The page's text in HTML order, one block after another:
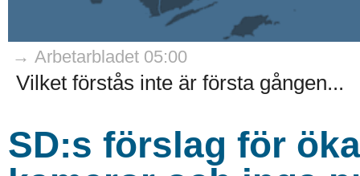
→ Arbetarbladet 05:00
Vilket förstås inte är första gången...
SD:s förslag för